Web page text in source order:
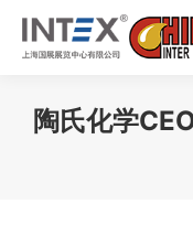
陶氏化学